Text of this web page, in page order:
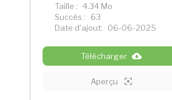
Taille : 4.34 Mo
Succès :
63
Date d'ajout:
06-06-2025
Télécharger
Aperçu